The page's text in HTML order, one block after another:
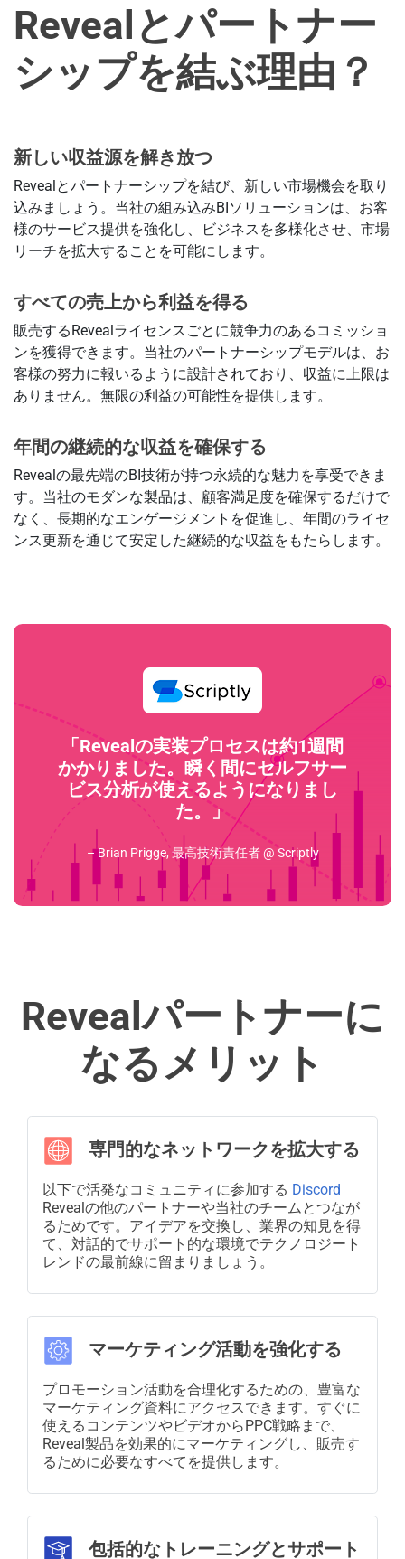
Revealとパートナー
シップを結ぶ理由？
新しい収益源を解き放つ
Revealとパートナーシップを結び、新しい市場機会を取り
込みましょう。当社の組み込みBIソリューションは、お客
様のサービス提供を強化し、ビジネスを多様化させ、市場
リーチを拡大することを可能にします。
すべての売上から利益を得る
販売するRevealライセンスごとに競争力のあるコミッショ
ンを獲得できます。当社のパートナーシップモデルは、お
客様の努力に報いるように設計されており、収益に上限は
ありません。無限の利益の可能性を提供します。
年間の継続的な収益を確保する
Revealの最先端のBI技術が持つ永続的な魅力を享受できま
す。当社のモダンな製品は、顧客満足度を確保するだけで
なく、長期的なエンゲージメントを促進し、年間のライセ
ンス更新を通じて安定した継続的な収益をもたらします。
「Revealの実装プロセスは約1週間
かかりました。瞬く間にセルフサー
ビス分析が使えるようになりまし
た。」
– Brian Prigge, 最高技術責任者 @ Scriptly
Revealパートナーに
なるメリット
専門的なネットワークを拡大する
以下で活発なコミュニティに参加する Discord
Revealの他のパートナーや当社のチームとつなが
るためです。アイデアを交換し、業界の知見を得
て、対話的でサポート的な環境でテクノロジート
レンドの最前線に留まりましょう。
マーケティング活動を強化する
プロモーション活動を合理化するための、豊富な
マーケティング資料にアクセスできます。すぐに
使えるコンテンツやビデオからPPC戦略まで、
Reveal製品を効果的にマーケティングし、販売す
るために必要なすべてを提供します。
包括的なトレーニングとサポート